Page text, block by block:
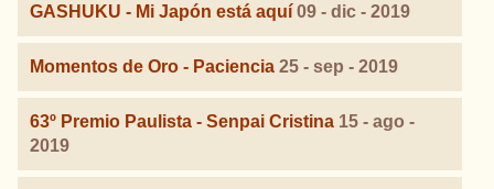
GASHUKU - Mi Japón está aquí 09 - dic - 2019
Momentos de Oro - Paciencia 25 - sep - 2019
63º Premio Paulista - Senpai Cristina 15 - ago -
2019